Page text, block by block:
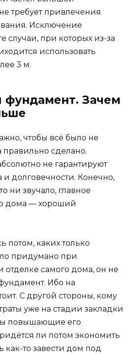
требует привлечения
Исключение
случаи, при которых из-за
использовать
3 м.
Зачем
чтобы всё было не
правильно сделано.
не гарантируют
и долговечности. Конечно,
ни звучало, главное
дома — хороший
потом, каких только
придумано при
отделке самого дома, он не
Ибо на
С другой стороны, кому
уже на стадии закладки
повышающие его
ли потом экономить
как-то завести дом под